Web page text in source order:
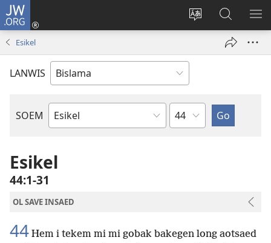
JW.ORG
Jenisim
Log
niufala
Lukaotem
Insaed
Long
Esikel
LANWIS
SOEM
Ol
Blong
Baebol
Japta
Esikel
44:1-31
OL SAVE INSAED
44 Hem i tekem mi mi gobak bakegen long aotsaed